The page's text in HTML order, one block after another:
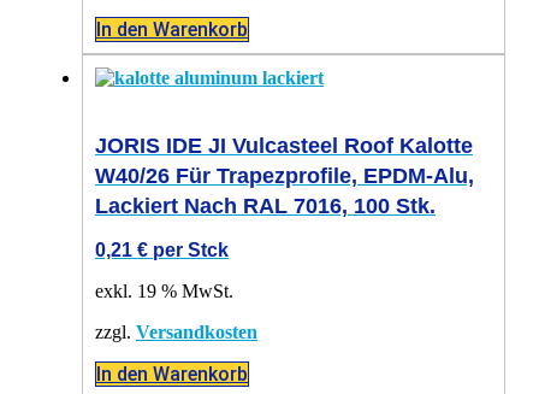
In den Warenkorb
JORIS IDE JI Vulcasteel Roof Kalotte
W40/26 Für Trapezprofile, EPDM-Alu,
Lackiert Nach RAL 7016, 100 Stk.
0,21 € per Stck
exkl. 19 % MwSt.
zzgl. Versandkosten
In den Warenkorb